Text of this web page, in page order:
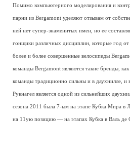
Помимо компьютерного моделирования и
парни из Bergamont уделяют отзывам от
ней нет супер-знаменитых имен, но ее
гонщики различных дисциплин, которые год от
более и более совершенные велосипеды
команды Bergamont являются такие бренды,
команды традиционно сильны и в даухнилле, и
Рукнагел является одной из сильнейших
сезона 2011 была 7-ым на этапе Кубка Мира в
на 11ую позицию — на этапах Кубка в Валь де